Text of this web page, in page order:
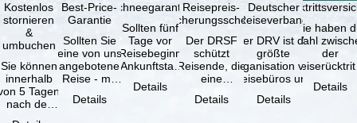
Kostenlos
stornieren
&
umbuchen
Sie können
innerhalb
5 Tagen
nach der
Best-Price-
Garantie
Sollten Sie
eine von uns
angebotene
Reise - mit
Leistung und
Details
Schneegarantie
Sollten fünf
Tage vor
Reisebeginn
(Ankunftstag)
aufgrund von
Schneemangel
Details
Reisepreis-
Sicherungsschein
Der DRSF
schützt
Reisende, die
eine
oder
Details
Deutscher
Reiseverband
Der DRV ist die
größte
Organisation von
Reisebüros und
Reiseveranstaltern
in …
Details
Sie haben
Wahl
der
(inklusive
Details